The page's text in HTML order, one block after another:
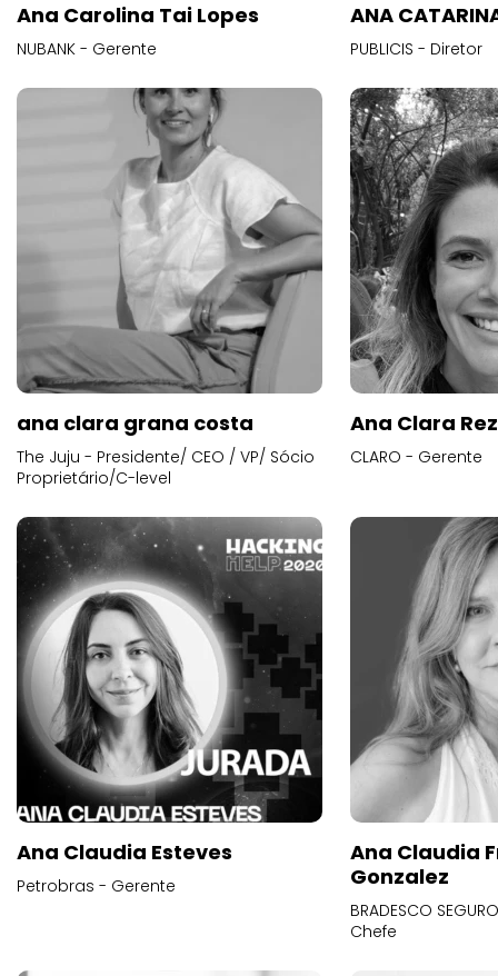
Ana Carolina Tai Lopes
NUBANK - Gerente
ANA
PUBLICIS - Diretor
ana clara grana costa
The Juju - Presidente/ CEO / VP/ Sócio
Proprietário/C-level
Ana Clara
CLARO - Gerente
Ana Claudia Esteves
Petrobras - Gerente
Ana Claudia
Gonzalez
BRADESCO
Chefe